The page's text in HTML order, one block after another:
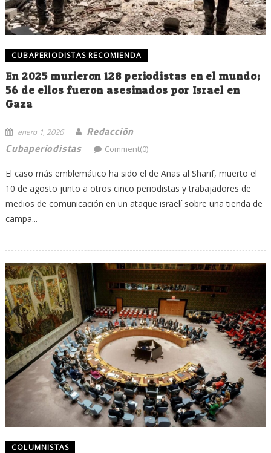
CUBAPERIODISTAS RECOMIENDA
En 2025 murieron 128 periodistas en el mundo;
56 de ellos fueron asesinados por Israel en
Gaza
enero 1, 2026
Redacción
Cubaperiodistas
Comment(0)
El caso más emblemático ha sido el de Anas al Sharif, muerto el
10 de agosto junto a otros cinco periodistas y trabajadores de
medios de comunicación en un ataque israelí sobre una tienda de
campa...
COLUMNISTAS